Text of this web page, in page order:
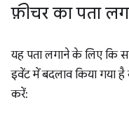
फ़ीचर का पता
यह पता लगाने के लिए कि
इवेंट में बदलाव किया गया है
करें: